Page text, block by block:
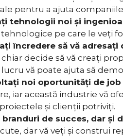
pentru a ajuta
tehnologii noi și
pe care le veți
încredere să vă
decide să vă creați
lucru vă poate ajuta să
noi oportunități de
iar această industrie vă
și clienții potriviți.
branduri de succes, dar și
dar vă veți și construi